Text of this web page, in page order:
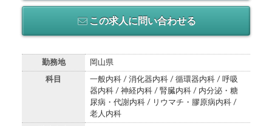
この求人に問い合わせる
勤務地 岡山県
科目
一般内科 / 消化器内科 / 循環器内科 / 呼吸
器内科 / 神経内科 / 腎臓内科 / 内分泌・糖
尿病・代謝内科 / リウマチ・膠原病内科 /
老人内科